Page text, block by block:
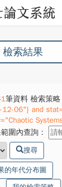
索結果
1筆資料 檢索策略
06"} and
圍內查詢：
搜尋
的年代分布圖